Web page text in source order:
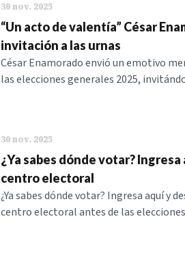
30 nov. 2025
“Un acto de valentía” César
invitación a las urnas
César Enamorado envió un emotivo
las elecciones generales 2025,
30 nov. 2025
¿Ya sabes dónde votar?
centro electoral
¿Ya sabes dónde votar? Ingresa aquí y
centro electoral antes de las